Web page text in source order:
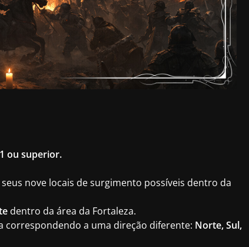
ou superior.
nove locais de surgimento possíveis dentro da
dentro da área da Fortaleza.
correspondendo a uma direção diferente: Norte, Sul,